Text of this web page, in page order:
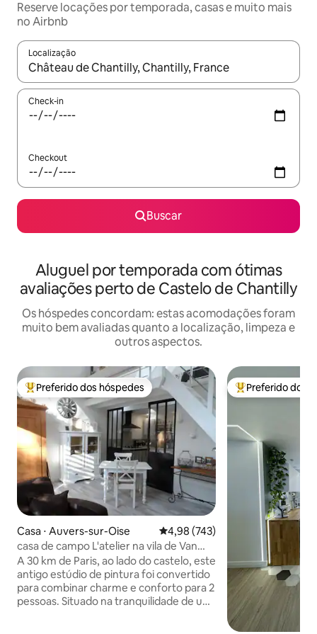
Reserve locações por temporada, casas e muito mais
no Airbnb
Localização
Quando os resultados estiverem disponíveis, explore-os
Check-in
Checkout
Buscar
Aluguel por temporada com ótimas
avaliações perto de Castelo de Chantilly
Os hóspedes concordam: estas acomodações foram
muito bem avaliadas quanto a localização, limpeza e
outros aspectos.
Entre os melhores preferidos dos hóspedes
Preferido dos hóspedes
Casa ⋅ Auvers-sur-Oise 4,98 de uma avaliação média de
4,98 (743)
casa de campo L'atelier na vila de Van
Gogh
A 30 km de Paris, ao lado do castelo, este
antigo estúdio de pintura foi convertido
para combinar charme e conforto para 2
pessoas. Situado na tranquilidade de um
Entre os
Preferido dos